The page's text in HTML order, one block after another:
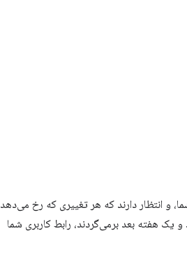
و انتظار دارند که هر تغییری که رخ می‌دهد
و یک هفته بعد برمی‌گردند، رابط کاربری شما